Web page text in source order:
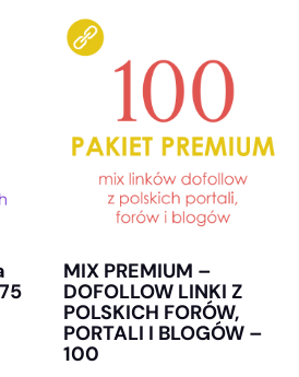
MIX PREMIUM –
DOFOLLOW LINKI Z
POLSKICH FORÓW,
PORTALI I BLOGÓW –
100